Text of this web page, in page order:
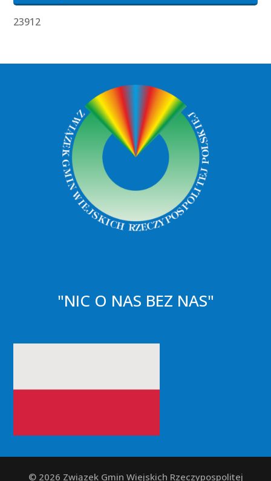
23912
"NIC O NAS BEZ NAS"
© 2026 Związek Gmin Wiejskich Rzeczypospolitej